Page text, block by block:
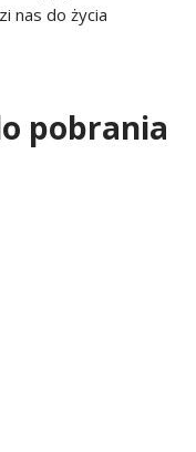
nas do życia
pobrania